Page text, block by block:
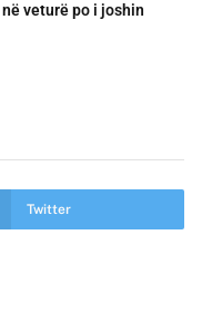
veturë po i joshin
Twitter